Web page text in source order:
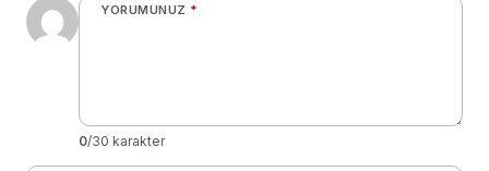
YORUMUNUZ *
0/30 karakter